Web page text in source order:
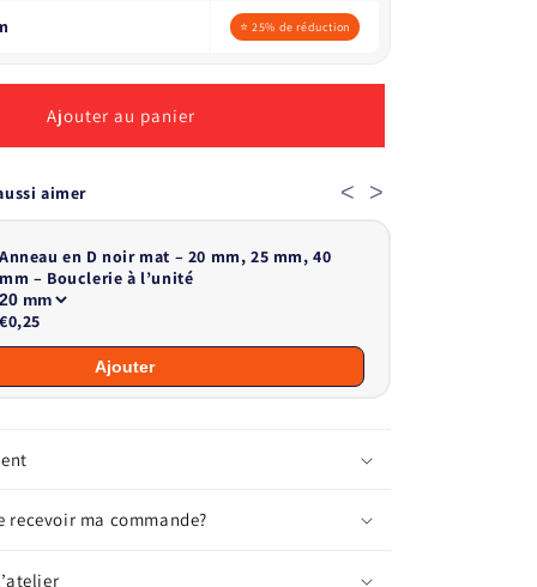
⭐ 25% de réduction
Ajouter au panier
aimer < >
Anneau en D noir mat – 20 mm, 25 mm, 40
mm – Bouclerie à l’unité
€0,25
Ajouter
recevoir ma commande?